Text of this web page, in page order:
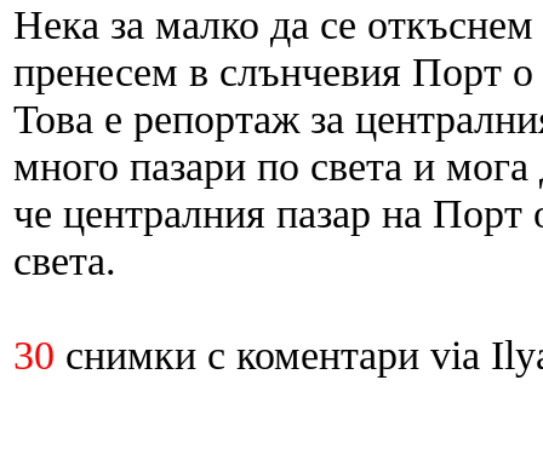
Нека за малко да се
пренесем в слънчевия Порт
Това е репортаж за
много пазари по света и
че централния пазар на
света.
30 снимки с коментари via